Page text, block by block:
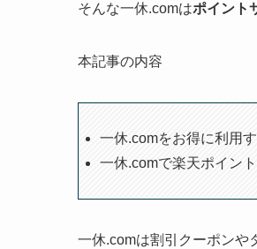
そんな一休.comはポイント
本記事の内容
一休.comをお得に利用
一休.comで楽天ポイン
一休.comは割引クーポンや